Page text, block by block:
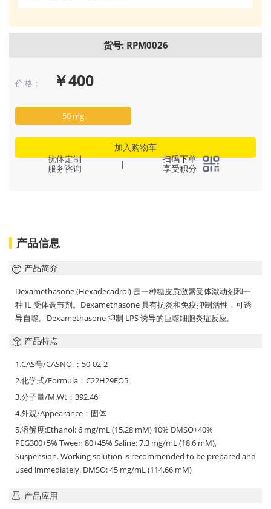
货号: RPM0026
价 格： ￥400
50 mg
加入购物车
抗体定制
服务咨询
|
扫码下单
享受积分
产品信息
产品简介
Dexamethasone (Hexadecadrol) 是一种糖皮质激素受体激动剂和一
种 IL 受体调节剂。Dexamethasone 具有抗炎和免疫抑制活性，可诱
导自噬。Dexamethasone 抑制 LPS 诱导的巨噬细胞炎症反应。
产品特点
1.CAS号/CASNO.：50-02-2
2.化学式/Formula：C22H29FO5
3.分子量/M.Wt：392.46
4.外观/Appearance：固体
5.溶解度:Ethanol: 6 mg/mL (15.28 mM) 10% DMSO+40%
PEG300+5% Tween 80+45% Saline: 7.3 mg/mL (18.6 mM),
Suspension. Working solution is recommended to be prepared and
used immediately. DMSO: 45 mg/mL (114.66 mM)
产品应用